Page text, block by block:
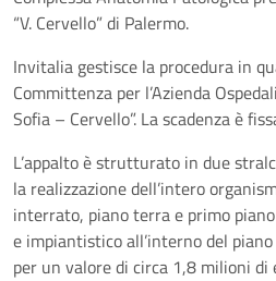
“V. Cervello” di Palermo.
Invitalia gestisce la procedura in
Committenza per l’Azienda
Sofia – Cervello”. La scadenza è
L’appalto è strutturato in due
la realizzazione dell’intero
interrato, piano terra e primo
e impiantistico all’interno del
per un valore di circa 1,8 milioni di